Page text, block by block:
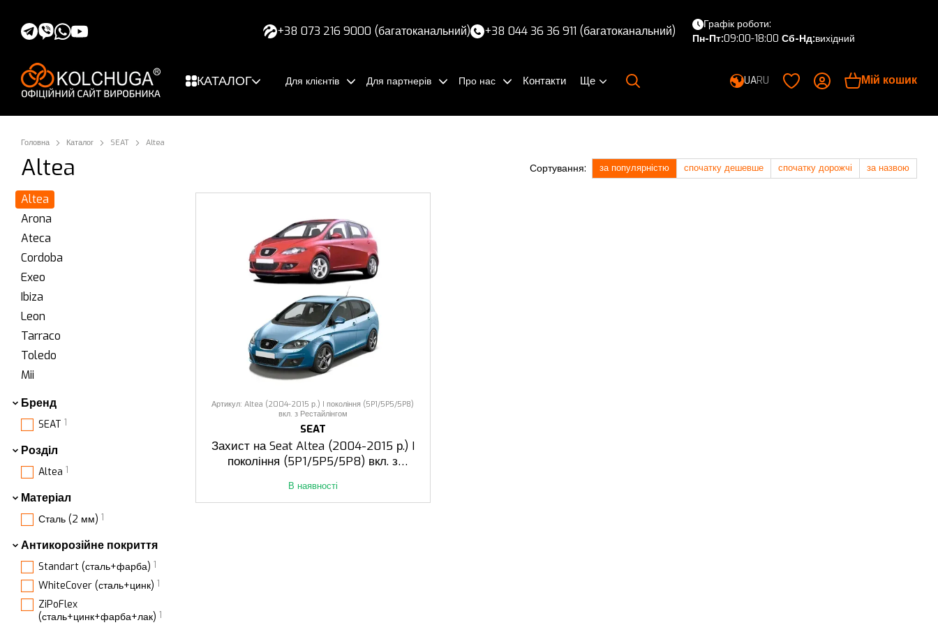
+38 073 216 9000 (багатоканальний) +38 044 36 36 911 (багатоканальний)
Графік роботи:
Пн-Пт:09:00-18:00 Сб-Нд:вихідний
КАТАЛОГ Для клієнтів Для партнерів Про нас Контакти Ще UARU Мій кошик
Головна Каталог SEAT Altea
Altea Сортування: за популярністю спочатку дешевше спочатку дорожчі за назвою
Артикул: Altea (2004-2015 р.) I покоління (5P1/5P5/5P8)
вкл. з Рестайлінгом
SEAT
Захист на Seat Altea (2004-2015 р.) I
покоління (5P1/5P5/5P8) вкл. з
В наявності
Altea
Arona
Ateca
Cordoba
Exeo
Ibiza
Leon
Tarraco
Toledo
Mii
Бренд
SEAT 1
Розділ
Altea 1
Матеріал
Сталь (2 мм) 1
Антикорозійне покриття
Standart (сталь+фарба) 1
WhiteCover (сталь+цинк) 1
ZiPoFlex
(сталь+цинк+фарба+лак) 1